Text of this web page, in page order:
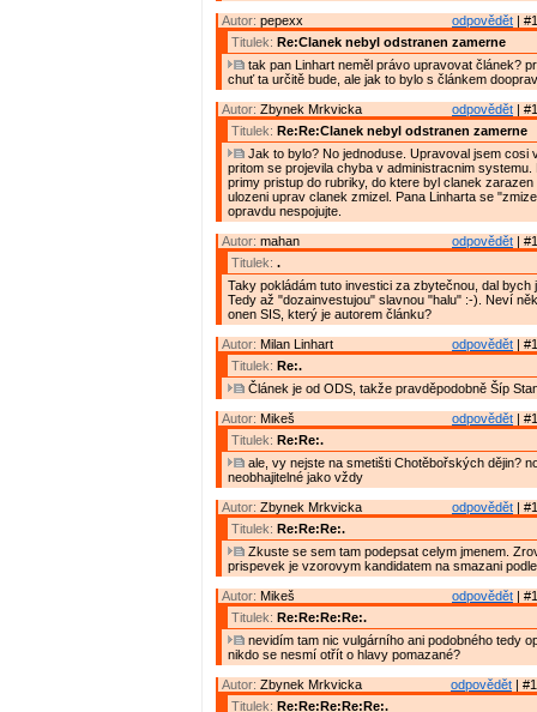
odpovědět |
Autor: pepexx
Titulek: Re:Clanek nebyl odstranen zamerne
tak pan Linhart neměl právo upravovat článek?
chuť ta určitě bude, ale jak to bylo s článkem
odpovědět |
Autor: Zbynek Mrkvicka
Titulek: Re:Re:Clanek nebyl odstranen zamerne
Jak to bylo? No jednoduse. Upravoval jsem cosi
pritom se projevila chyba v administracnim systemu.
primy pristup do rubriky, do ktere byl clanek zarazen
ulozeni uprav clanek zmizel. Pana Linharta se
opravdu nespojujte.
odpovědět |
Autor: mahan
Titulek: .
Taky pokládám tuto investici za zbytečnou, dal bych
Tedy až "dozainvestujou" slavnou "halu" :-). Neví
onen SIS, který je autorem článku?
odpovědět |
Autor: Milan Linhart
Titulek: Re:.
Článek je od ODS, takže pravděpodobně Šíp
odpovědět |
Autor: Mikeš
Titulek: Re:Re:.
ale, vy nejste na smetišti Chotěbořských dějin?
neobhajitelné jako vždy
odpovědět |
Autor: Zbynek Mrkvicka
Titulek: Re:Re:Re:.
Zkuste se sem tam podepsat celym jmenem.
prispevek je vzorovym kandidatem na smazani
odpovědět |
Autor: Mikeš
Titulek: Re:Re:Re:Re:.
nevidím tam nic vulgárního ani podobného tedy
nikdo se nesmí otřít o hlavy pomazané?
odpovědět |
Autor: Zbynek Mrkvicka
Titulek: Re:Re:Re:Re:Re:.